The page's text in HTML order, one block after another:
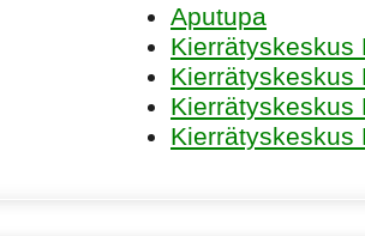
Aputupa
Kierrätyskeskus
Kierrätyskeskus
Kierrätyskeskus
Kierrätyskeskus